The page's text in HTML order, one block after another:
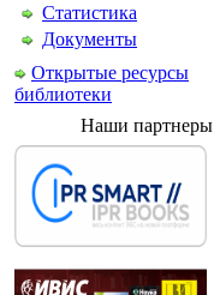
Статистика
Документы
Открытые ресурсы
библиотеки
Наши партнеры